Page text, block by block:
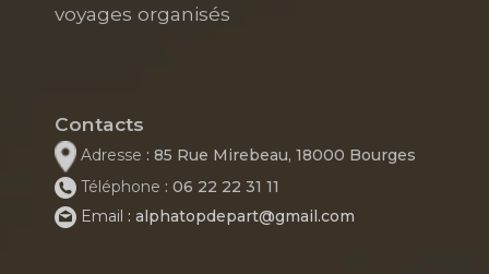
voyages organisés
Contacts
Adresse : 85 Rue Mirebeau, 18000 Bourges
Téléphone : 06 22 22 31 11
Email : alphatopdepart@gmail.com